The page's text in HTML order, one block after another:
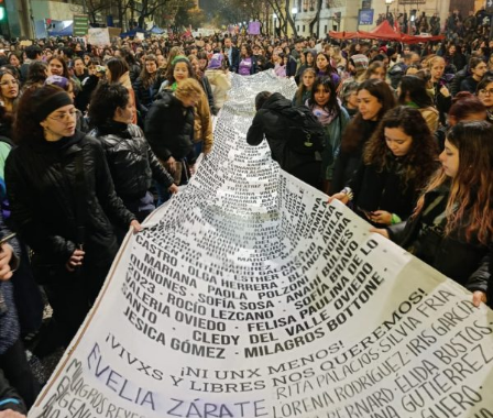
abajo. Viaje en barco de MU desde el bajo delta
bonaerense, para conocer y escuchar a isleños,
productores, docentes, ambientalistas y vecinos que
resisten otra avanzada sobre un territorio en disputa.
Por Francisco Pandolfi
Descargar la Mu en PDF